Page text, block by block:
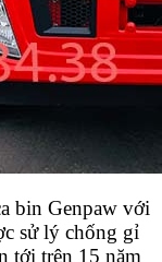
bin Genpaw với
sử lý chống gỉ
tới trên 15 năm